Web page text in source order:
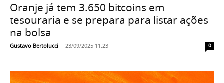
Oranje já tem 3.650 bitcoins em
tesouraria e se prepara para listar ações
na bolsa
Gustavo Bertolucci - 23/09/2025 11:23 0